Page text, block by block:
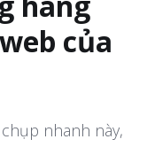
của
nhanh này,